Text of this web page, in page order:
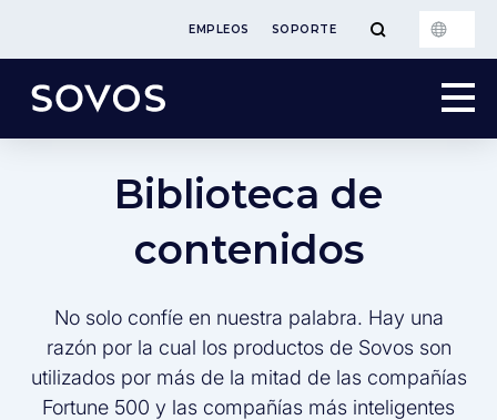
EMPLEOS SOPORTE
Biblioteca de
contenidos
No solo confíe en nuestra palabra. Hay una
razón por la cual los productos de Sovos son
utilizados por más de la mitad de las compañías
Fortune 500 y las compañías más inteligentes